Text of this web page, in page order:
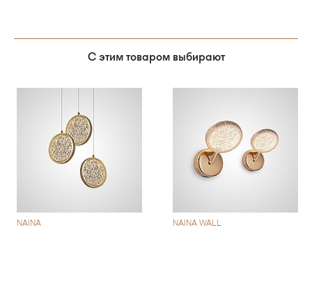
С этим товаром выбирают
NAINA NAINA WALL